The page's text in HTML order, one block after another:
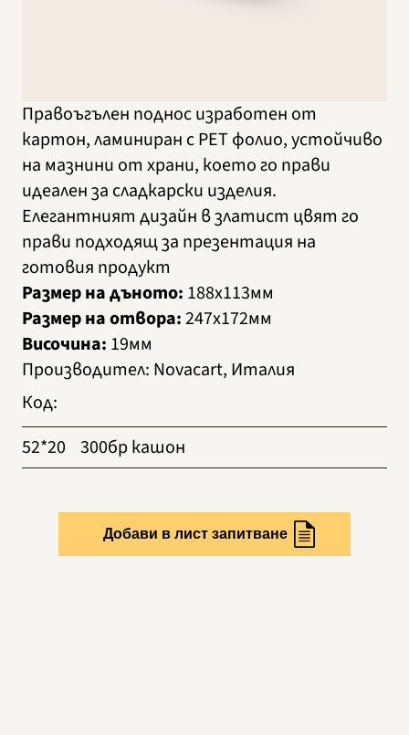
Правоъгълен поднос изработен от
картон, ламиниран с PET фолио, устойчиво
на мазнини от храни, което го прави
идеален за сладкарски изделия.
Елегантният дизайн в златист цвят го
прави подходящ за презентация на
готовия продукт
Размер на дъното: 188х113мм
Размер на отвора:247х172мм
Височина: 19мм
Производител: Novacart, Италия
Код:
52*20
300бр кашон
Добави в лист запитване